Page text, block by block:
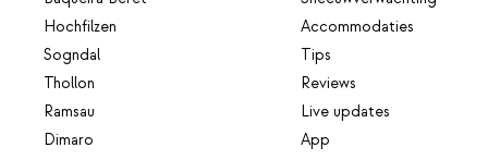
Hochfilzen
Sogndal
Thollon
Ramsau
Dimaro
Accommodaties
Tips
Reviews
Live updates
App